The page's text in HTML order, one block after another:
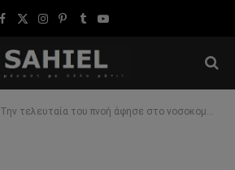
Facebook
X
Instagram
Pinterest
TumblrYouTube
Την τελευταία του πνοή άφησε στο νοσοκομείο όπου νοσηλευόταν ο Θεόδωρος Κατσανέβας